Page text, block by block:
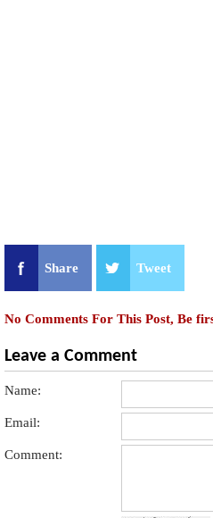
Share Tweet
No Comments For This Post, Be
Leave a Comment
Name:
Email:
Comment: